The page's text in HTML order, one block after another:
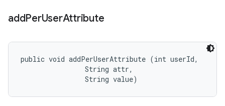
addPerUserAttribute
public void addPerUserAttribute (int userId,
                String attr,
                String value)